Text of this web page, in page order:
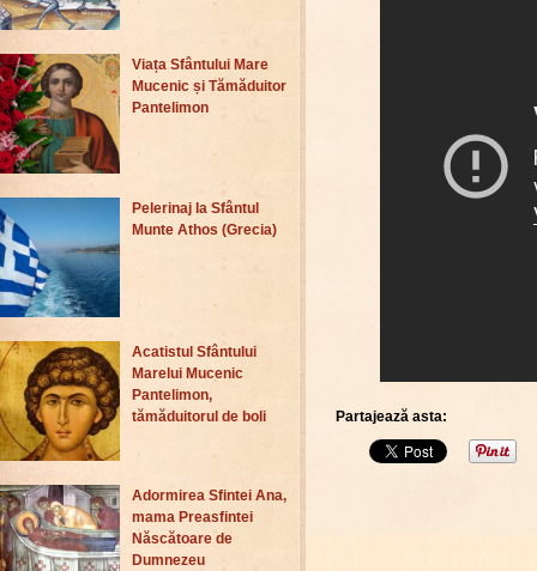
Viața Sfântului Mare
Mucenic și Tămăduitor
Pantelimon
Pelerinaj la Sfântul
Munte Athos (Grecia)
Acatistul Sfântului
Marelui Mucenic
Pantelimon,
tămăduitorul de boli
Adormirea Sfintei Ana,
mama Preasfintei
Născătoare de
Dumnezeu
Partajează asta: